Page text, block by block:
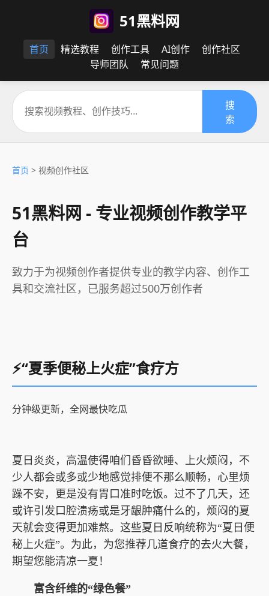
51黑料网
首页 精选教程 创作工具 AI创作
创作社区
导师团队
常见问题
搜
索
首页 > 视频创作社区
51黑料网 - 专业视频创作教学平
台
致力于为视频创作者提供专业的教学内容、创作工
具和交流社区，已服务超过500万创作者
⚡“夏季便秘上火症”食疗方
分钟级更新，全网最快吃瓜
夏日炎炎，高温使得咱们昏昏欲睡、上火烦闷，不
少人都会或多或少地感觉排便不那么顺畅，心里烦
躁不安，更是没有胃口准时吃饭。过不了几天，还
或许引发口腔溃疡或是牙龈肿痛什么的，烦闷的夏
天就会变得更加难熬。这些夏日反响统称为“夏日便
秘上火症”。为此，为您推荐几道食疗的去火大餐，
期望您能清凉一夏！
富含纤维的“绿色餐”